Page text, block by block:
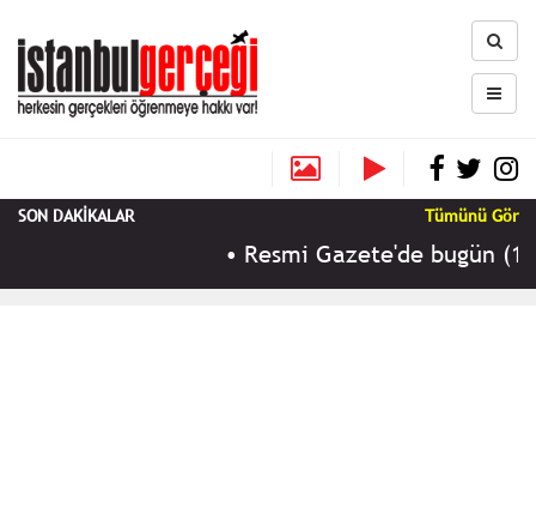
SON DAKİKALAR Tümünü Gör
Resmi Gazete'de bugün (10